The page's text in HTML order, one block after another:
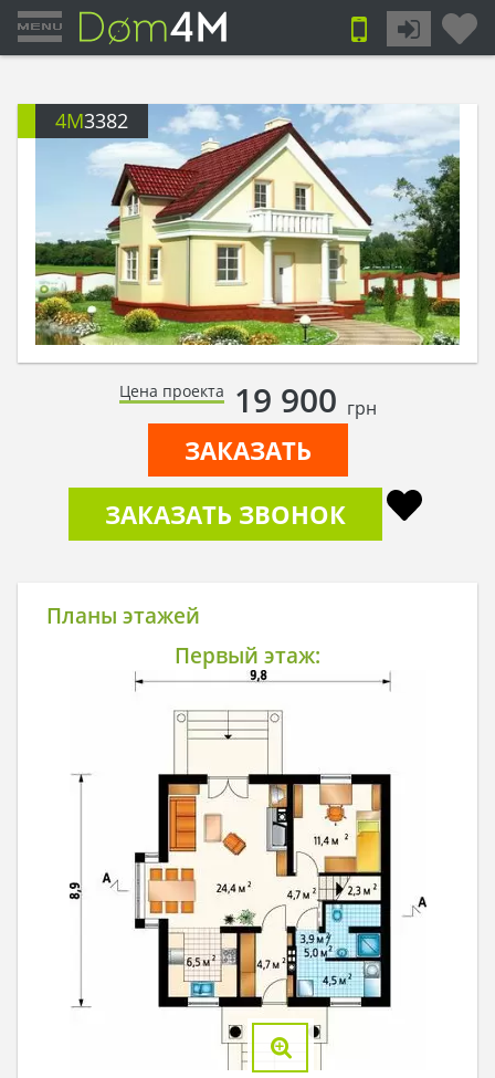
4M3382
Цена проекта 19 900 грн
ЗАКАЗАТЬ
ЗАКАЗАТЬ ЗВОНОК
Планы этажей
Первый этаж: